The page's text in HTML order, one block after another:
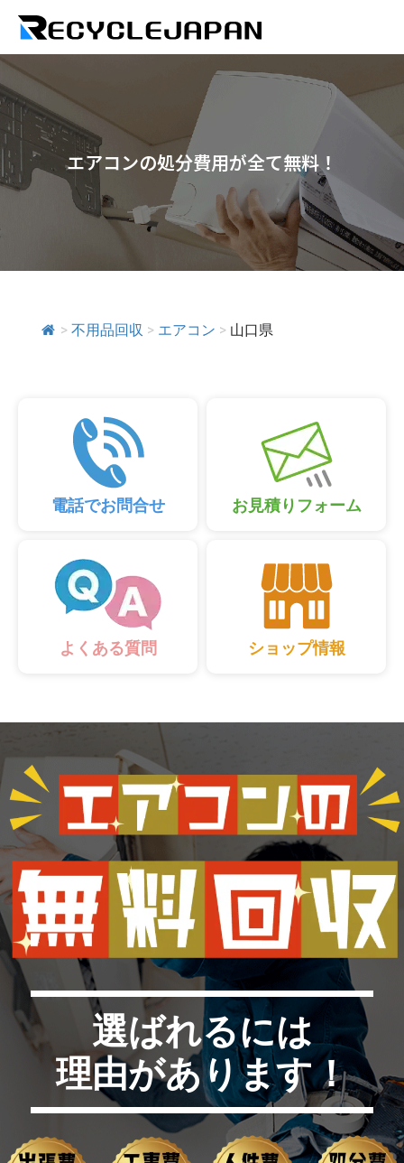
エアコンの処分費用が全て無料！
> 不用品回収 > エアコン > 山口県
電話でお問合せ お見積りフォーム
よくある質問 ショップ情報
選ばれるには
理由があります！